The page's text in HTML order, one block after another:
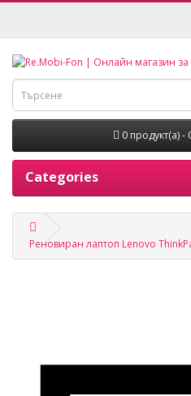
0 продукт(а) -
Categories
Реновиран лаптоп Lenovo